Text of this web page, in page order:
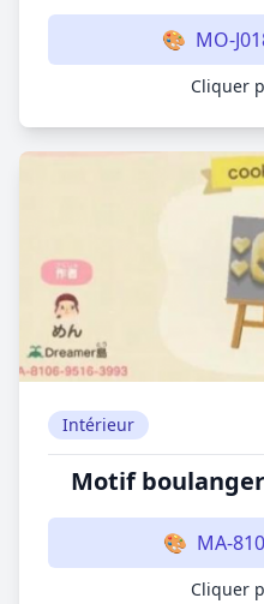
🎨 MO-
Cliquer
Intérieur
Motif
🎨 MA-
Cliquer